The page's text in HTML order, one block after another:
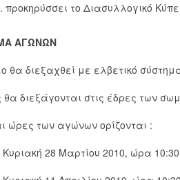
προκηρύσσει το Διασυλλογικό
ΑΓΩΝΩΝ
θα διεξαχθεί με ελβετικό
διεξάγονται στις έδρες των
ώρες των αγώνων ορίζονται :
Κυριακή 28 Μαρτίου 2010, ώρα 10:30